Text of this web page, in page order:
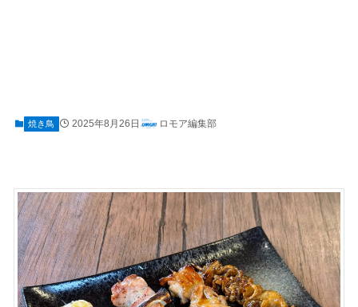
焼き鳥 2025年8月26日 ロモア編集部